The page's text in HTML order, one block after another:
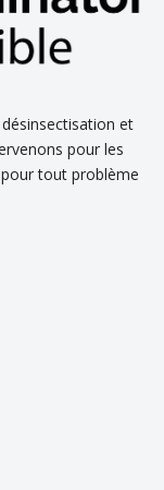
et
pour les
tout problème